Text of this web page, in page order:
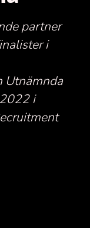
partner
i
Utnämnda
i